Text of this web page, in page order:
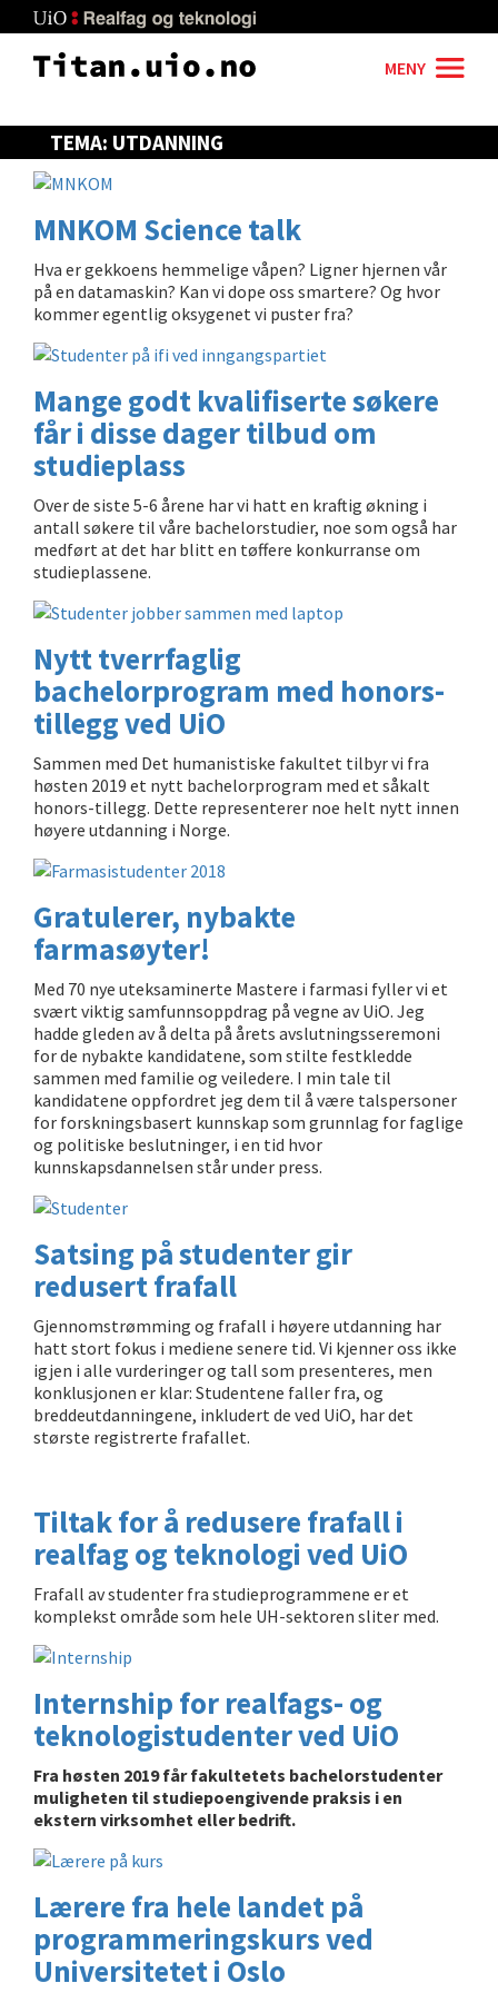
to
main
MENY
TEMA: UTDANNING
MNKOM Science talk
Hva er gekkoens hemmelige våpen? Ligner hjernen vår
på en datamaskin? Kan vi dope oss smartere? Og hvor
kommer egentlig oksygenet vi puster fra?
Mange godt kvalifiserte søkere
får i disse dager tilbud om
studieplass
Over de siste 5-6 årene har vi hatt en kraftig økning i
antall søkere til våre bachelorstudier, noe som også har
medført at det har blitt en tøffere konkurranse om
studieplassene.
Nytt tverrfaglig
bachelorprogram med honors-
tillegg ved UiO
Sammen med Det humanistiske fakultet tilbyr vi fra
høsten 2019 et nytt bachelorprogram med et såkalt
honors-tillegg. Dette representerer noe helt nytt innen
høyere utdanning i Norge.
Gratulerer, nybakte
farmasøyter!
Med 70 nye uteksaminerte Mastere i farmasi fyller vi et
svært viktig samfunnsoppdrag på vegne av UiO. Jeg
hadde gleden av å delta på årets avslutningsseremoni
for de nybakte kandidatene, som stilte festkledde
sammen med familie og veiledere. I min tale til
kandidatene oppfordret jeg dem til å være talspersoner
for forskningsbasert kunnskap som grunnlag for faglige
og politiske beslutninger, i en tid hvor
kunnskapsdannelsen står under press.
Satsing på studenter gir
redusert frafall
Gjennomstrømming og frafall i høyere utdanning har
hatt stort fokus i mediene senere tid. Vi kjenner oss ikke
igjen i alle vurderinger og tall som presenteres, men
konklusjonen er klar: Studentene faller fra, og
breddeutdanningene, inkludert de ved UiO, har det
største registrerte frafallet.
Tiltak for å redusere frafall i
realfag og teknologi ved UiO
Frafall av studenter fra studieprogrammene er et
komplekst område som hele UH-sektoren sliter med.
Internship for realfags- og
teknologistudenter ved UiO
Fra høsten 2019 får fakultetets bachelorstudenter
muligheten til studiepoengivende praksis i en
ekstern virksomhet eller bedrift.
Lærere fra hele landet på
programmeringskurs ved
Universitetet i Oslo